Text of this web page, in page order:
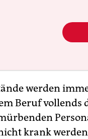
werden
Beruf vollends
krank